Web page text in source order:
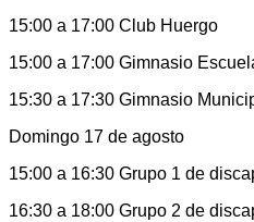
15:00 a 17:00 Club Huergo
15:00 a 17:00 Gimnasio
15:30 a 17:30 Gimnasio
Domingo 17 de agosto
15:00 a 16:30 Grupo 1 de
16:30 a 18:00 Grupo 2 de